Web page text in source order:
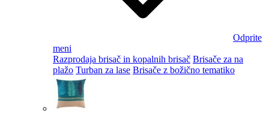
Odprite
meni
Razprodaja brisač in kopalnih brisač Brisače za na
plažo Turban za lase Brisače z božično tematiko